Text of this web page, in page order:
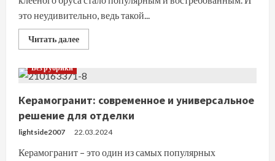
это неудивительно, ведь такой...
Читать далееПрочитать
больше
дома
из
бруса:
надежное
и
уникальное
решение
Без рубрики
Керамогранит: современное и универсальное
решение для отделки
lightside2007 22.03.2024
Керамогранит – это один из самых популярных